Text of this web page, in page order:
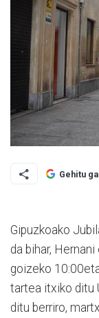
Gehitu
Gipuzkoako
da bihar,
goizeko
tartea itxiko ditu
ditu berriro,